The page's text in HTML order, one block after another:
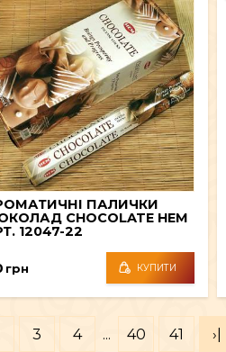
ПАЛИЧКИ
CHOCOLATE HEM
12047-22
грн КУПИТИ
3 4 ... 40 41 ›|